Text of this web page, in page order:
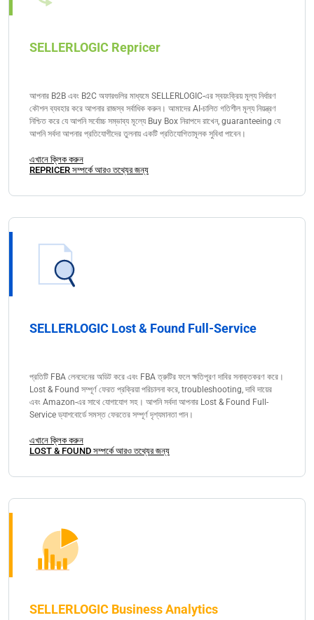
SELLERLOGIC Repricer
আপনার B2B এবং B2C অফারগুলির মাধ্যমে SELLERLOGIC-এর স্বয়ংক্রিয় মূল্য নির্ধারণ
কৌশল ব্যবহার করে আপনার রাজস্ব সর্বাধিক করুন। আমাদের AI-চালিত গতিশীল মূল্য নিয়ন্ত্রণ
নিশ্চিত করে যে আপনি সর্বোচ্চ সম্ভাব্য মূল্যে Buy Box নিরাপদে রাখেন, guaranteeing যে
আপনি সর্বদা আপনার প্রতিযোগীদের তুলনায় একটি প্রতিযোগিতামূলক সুবিধা পাবেন।
এখানে ক্লিক করুন
REPRICER সম্পর্কে আরও তথ্যের জন্য
SELLERLOGIC Lost & Found Full-Service
প্রতিটি FBA লেনদেনের অডিট করে এবং FBA ত্রুটির ফলে ক্ষতিপূরণ দাবির সনাক্তকরণ করে।
Lost & Found সম্পূর্ণ ফেরত প্রক্রিয়া পরিচালনা করে, troubleshooting, দাবি দায়ের
এবং Amazon-এর সাথে যোগাযোগ সহ। আপনি সর্বদা আপনার Lost & Found Full-
Service ড্যাশবোর্ডে সমস্ত ফেরতের সম্পূর্ণ দৃশ্যমানতা পান।
এখানে ক্লিক করুন
LOST & FOUND সম্পর্কে আরও তথ্যের জন্য
SELLERLOGIC Business Analytics